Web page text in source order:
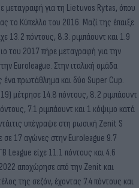
μεταγραφή για τη Lietuvos Rytas, όπου
το Κύπελλο του 2016. Μαζί της έπαιξε
13.2 πόντους, 8.3. ριμπάουντ και 1.9
του 2017 πήρε μεταγραφή για την
Euroleague. Στην ιταλική ομάδα
ένα πρωτάθλημα και δύο Super Cup.
μέτρησε 14.8 πόντους, 8.2 ριμπάουντ
7.1 ριμπάουντ και 1 κόψιμο κατά
υπέγραψε στη ρωσική Zenit S
17 αγώνες στην Euroleague 9.7
League είχε 11.1 πόντους και 4.6
αποχώρησε από την Zenit και
της σεζόν, έχοντας 7.4 πόντους και